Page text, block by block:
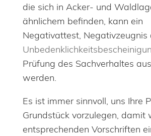
die sich in Acker- und
ähnlichem befinden, kann ein
Negativattest, Negativzeugnis
Prüfung des Sachverhaltes
werden.
Es ist immer sinnvoll, uns Ihre
Grundstück vorzulegen, damit
entsprechenden Vorschriften